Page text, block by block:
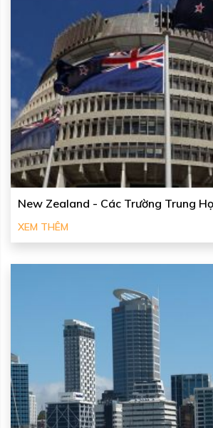
New Zealand - Các Trường Trung
XEM THÊM